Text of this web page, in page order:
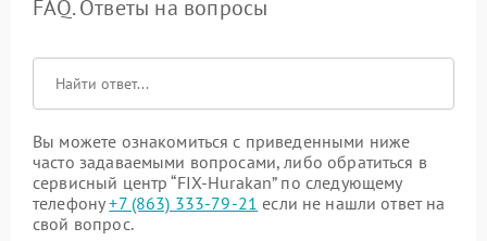
FAQ. Ответы на вопросы
Вы можете ознакомиться с приведенными ниже
часто задаваемыми вопросами, либо обратиться в
сервисный центр “FIX-Hurakan” по следующему
телефону+7 (863) 333-79-21 если не нашли ответ на
свой вопрос.